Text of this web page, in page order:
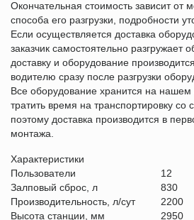
Окончательная стоимость зависит от
способа его разгрузки, подробности
Если осуществляется доставка
заказчик самостоятельно разгружает
доставку и оборудование
водителю сразу после разгрузки
Все оборудование хранится на нашем
тратить время на транспортировку со
поэтому доставка производится в
монтажа.
Характеристики
Пользователи
12
Залповый сброс, л
830
Производительность, л/сут
2200
Высота станции, мм
2950